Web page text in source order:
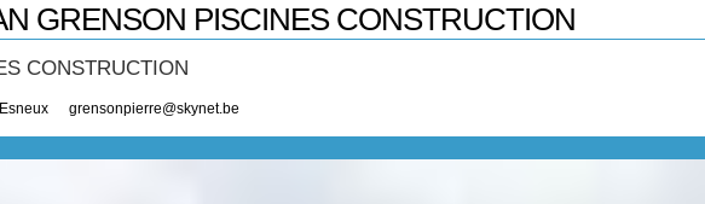
GRENSON PISCINES CONSTRUCTION
CONSTRUCTION
Esneux grensonpierre@skynet.be